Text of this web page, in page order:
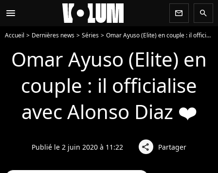
menu newsletter search
Accueil Dernières news Séries Omar Ayuso (Elite) en couple : il officialise avec Alonso Diaz ❤️
Omar Ayuso (Elite) en
couple : il officialise
avec Alonso Diaz ❤️
Publié le 2 juin 2020 à 11:22 share Partager